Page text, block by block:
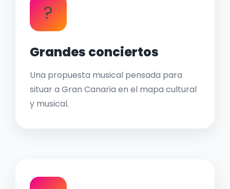
?
Grandes conciertos
Una propuesta musical pensada para
situar a Gran Canaria en el mapa cultural
y musical.